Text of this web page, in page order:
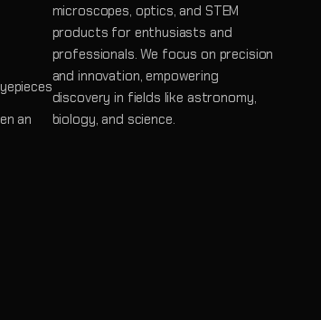
an
microscopes, optics, and STEM
products for enthusiasts and
professionals. We focus on precision
and innovation, empowering
discovery in fields like astronomy,
biology, and science.